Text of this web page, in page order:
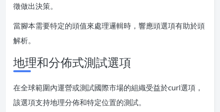
徵做出決策。
當腳本需要特定的頭值來處理邏輯時，響應頭選項有助於頭
解析。
地理和分佈式測試選項
在全球範圍內運營或測試國際市場的組織受益於curl選項，
該選項支持地理分佈和特定位置的測試。